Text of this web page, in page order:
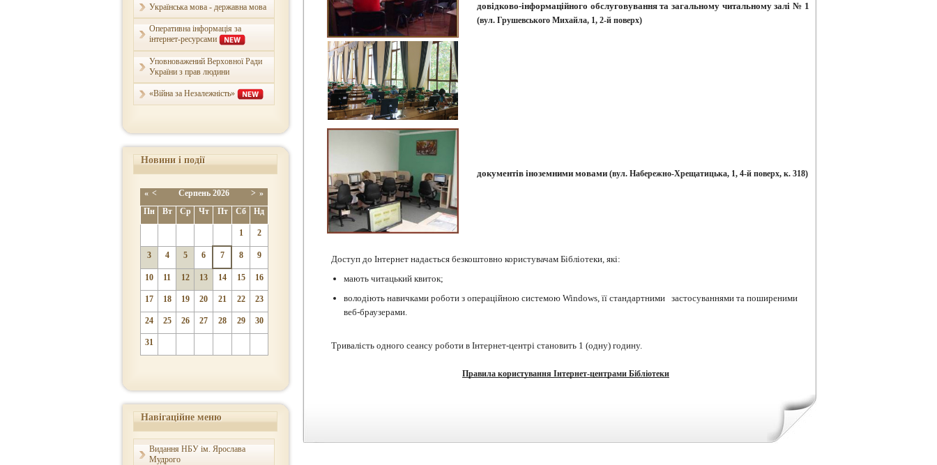
Українська мова - державна мова
Оперативна інформація за
інтернет-ресурсами
Уповноважений Верховної Ради
України з прав людини
«Війна за Незалежність»
Новини і події
« < Серпень2026 > »
Пн
Вт Ср Чт Пт Сб Нд
1 2
3 4 5 6 7 8 9
10 11 12 13 14 15 16
17 18 19 20 21 22 23
24 25 26 27 28 29 30
31
Навігаційне меню
Видання НБУ ім. Ярослава
Мудрого
довідково-інформаційного обслуговування та загальному читальному залі № 1
(вул. Грушевського Михайла, 1, 2-й поверх)
документів іноземними мовами (вул. Набережно-Хрещатицька, 1, 4-й поверх, к. 318)
Доступ до Інтернет надається безкоштовно користувачам Бібліотеки, які:
мають читацький квиток;
володіють навичками роботи з операційною системою Windows, її стандартними застосуваннями та поширеними
веб-браузерами.
Тривалість одного сеансу роботи в Інтернет-центрі становить 1 (одну) годину.
Правила користування Інтернет-центрами Бібліотеки